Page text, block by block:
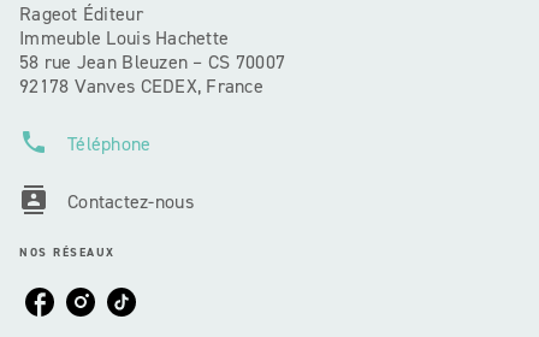
Rageot Éditeur
Immeuble Louis Hachette
58 rue Jean Bleuzen – CS 70007
92178 Vanves CEDEX, France
phone Téléphone
contacts Contactez-nous
NOS RÉSEAUX